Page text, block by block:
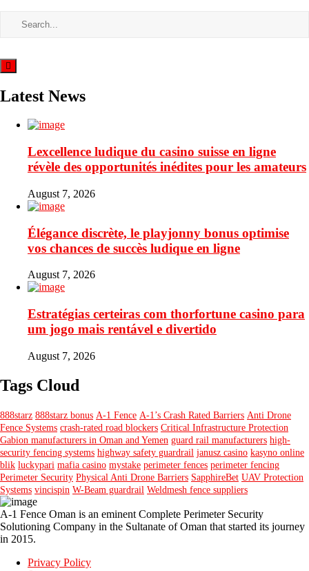
Latest News
Lexcellence ludique du casino suisse en ligne
révèle des opportunités inédites pour les amateurs
August 7, 2026
Élégance discrète, le playjonny bonus optimise
vos chances de succès ludique en ligne
August 7, 2026
Estratégias certeiras com thorfortune casino para
um jogo mais rentável e divertido
August 7, 2026
Tags Cloud
888starz 888starz bonus A-1 Fence A-1’s Crash Rated Barriers Anti Drone
Fence Systems crash-rated road blockers Critical Infrastructure Protection
Gabion manufacturers in Oman and Yemen guard rail manufacturers high-
security fencing systems highway safety guardrail janusz casino kasyno online
blik luckypari mafia casino mystake perimeter fences perimeter fencing
Perimeter Security Physical Anti Drone Barriers SapphireBet UAV Protection
Systems vincispin W-Beam guardrail Weldmesh fence suppliers
A-1 Fence Oman is an eminent Complete Perimeter Security
Solutioning Company in the Sultanate of Oman that started its journey
in 2015.
Privacy Policy